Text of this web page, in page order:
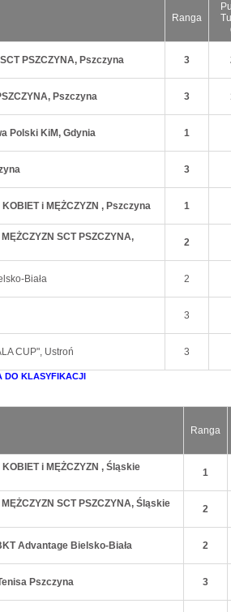
Ranga
PSZCZYNA, Pszczyna 3
Pszczyna 3
Polski KiM, Gdynia 1
3
i MĘŻCZYZN , Pszczyna 1
SCT PSZCZYNA,
2
Biała 2
3
CUP", Ustroń 3
DO KLASYFIKACJI
Ranga
i MĘŻCZYZN , Śląskie
1
SCT PSZCZYNA, Śląskie
2
Advantage Bielsko-Biała 2
Pszczyna 3